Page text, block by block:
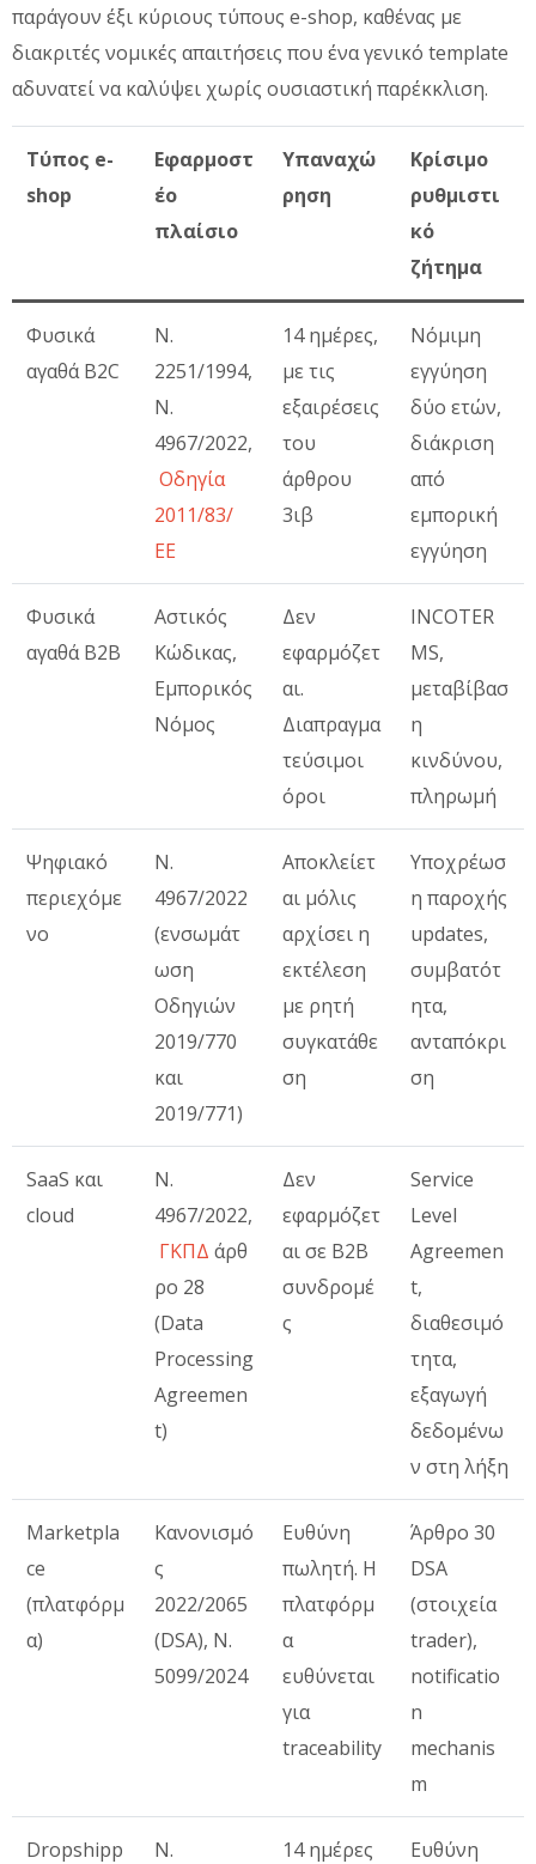
παράγουν έξι κύριους τύπους e-shop, καθένας με
διακριτές νομικές απαιτήσεις που ένα γενικό template
αδυνατεί να καλύψει χωρίς ουσιαστική παρέκκλιση.
Τύπος e-
shop
Εφαρμοστ
έο
πλαίσιο
Υπαναχώ
ρηση
Κρίσιμο
ρυθμιστι
κό
ζήτημα
Φυσικά
αγαθά B2C
Ν.
2251/1994,
Ν.
4967/2022,
Οδηγία
2011/83/
ΕΕ
14 ημέρες,
με τις
εξαιρέσεις
του
άρθρου
3ιβ
Νόμιμη
εγγύηση
δύο ετών,
διάκριση
από
εμπορική
εγγύηση
Φυσικά
αγαθά B2B
Αστικός
Κώδικας,
Εμπορικός
Νόμος
Δεν
εφαρμόζετ
αι.
Διαπραγμα
τεύσιμοι
όροι
INCOTER
MS,
μεταβίβασ
η
κινδύνου,
πληρωμή
Ψηφιακό
περιεχόμε
νο
Ν.
4967/2022
(ενσωμάτ
ωση
Οδηγιών
2019/770
και
2019/771)
Αποκλείετ
αι μόλις
αρχίσει η
εκτέλεση
με ρητή
συγκατάθε
ση
Υποχρέωσ
η παροχής
updates,
συμβατότ
ητα,
ανταπόκρι
ση
SaaS και
cloud
Ν.
4967/2022,
ΓΚΠΔ άρθ
ρο 28
(Data
Processing
Agreemen
t)
Δεν
εφαρμόζετ
αι σε B2B
συνδρομέ
ς
Service
Level
Agreemen
t,
διαθεσιμό
τητα,
εξαγωγή
δεδομένω
ν στη λήξη
Marketpla
ce
(πλατφόρμ
α)
Κανονισμό
ς
2022/2065
(DSA), Ν.
5099/2024
Ευθύνη
πωλητή. Η
πλατφόρμ
α
ευθύνεται
για
traceability
Άρθρο 30
DSA
(στοιχεία
trader),
notificatio
n
mechanis
m
Dropshipp
Ν.
14 ημέρες
Ευθύνη